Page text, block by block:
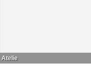
Atelie